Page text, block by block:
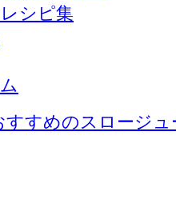
シピ集
すすめのスロージ